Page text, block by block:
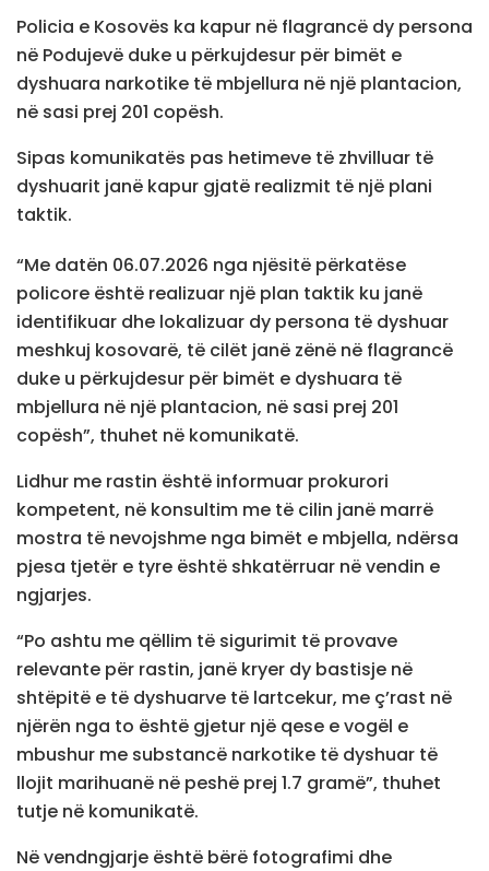
Policia e Kosovës ka kapur në flagrancë dy persona
në Podujevë duke u përkujdesur për bimët e
dyshuara narkotike të mbjellura në një plantacion,
në sasi prej 201 copësh.
Sipas komunikatës pas hetimeve të zhvilluar të
dyshuarit janë kapur gjatë realizmit të një plani
taktik.
“Me datën 06.07.2026 nga njësitë përkatëse
policore është realizuar një plan taktik ku janë
identifikuar dhe lokalizuar dy persona të dyshuar
meshkuj kosovarë, të cilët janë zënë në flagrancë
duke u përkujdesur për bimët e dyshuara të
mbjellura në një plantacion, në sasi prej 201
copësh”, thuhet në komunikatë.
Lidhur me rastin është informuar prokurori
kompetent, në konsultim me të cilin janë marrë
mostra të nevojshme nga bimët e mbjella, ndërsa
pjesa tjetër e tyre është shkatërruar në vendin e
ngjarjes.
“Po ashtu me qëllim të sigurimit të provave
relevante për rastin, janë kryer dy bastisje në
shtëpitë e të dyshuarve të lartcekur, me ç’rast në
njërën nga to është gjetur një qese e vogël e
mbushur me substancë narkotike të dyshuar të
llojit marihuanë në peshë prej 1.7 gramë”, thuhet
tutje në komunikatë.
Në vendngjarje është bërë fotografimi dhe